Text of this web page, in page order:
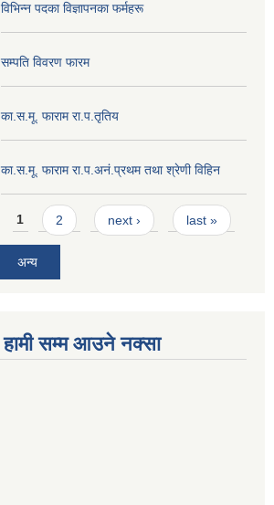
विभिन्न पदका विज्ञापनका फर्महरू
सम्पति विवरण फारम
का.स.मू. फाराम रा.प.तृतिय
का.स.मू. फाराम रा.प.अनं.प्रथम तथा श्रेणी विहिन
Pages
1 2 next › last »
अन्य
हामी सम्म आउने नक्सा